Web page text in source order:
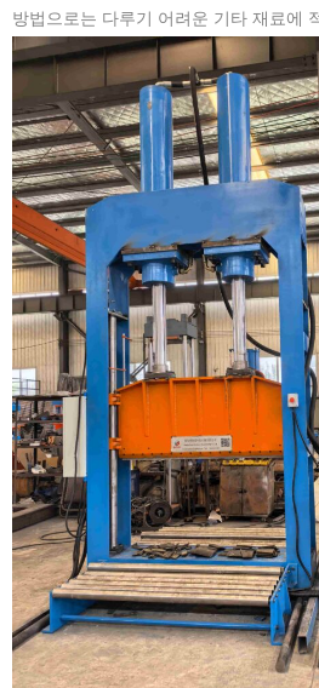
방법으로는 다루기 어려운 기타 재료에